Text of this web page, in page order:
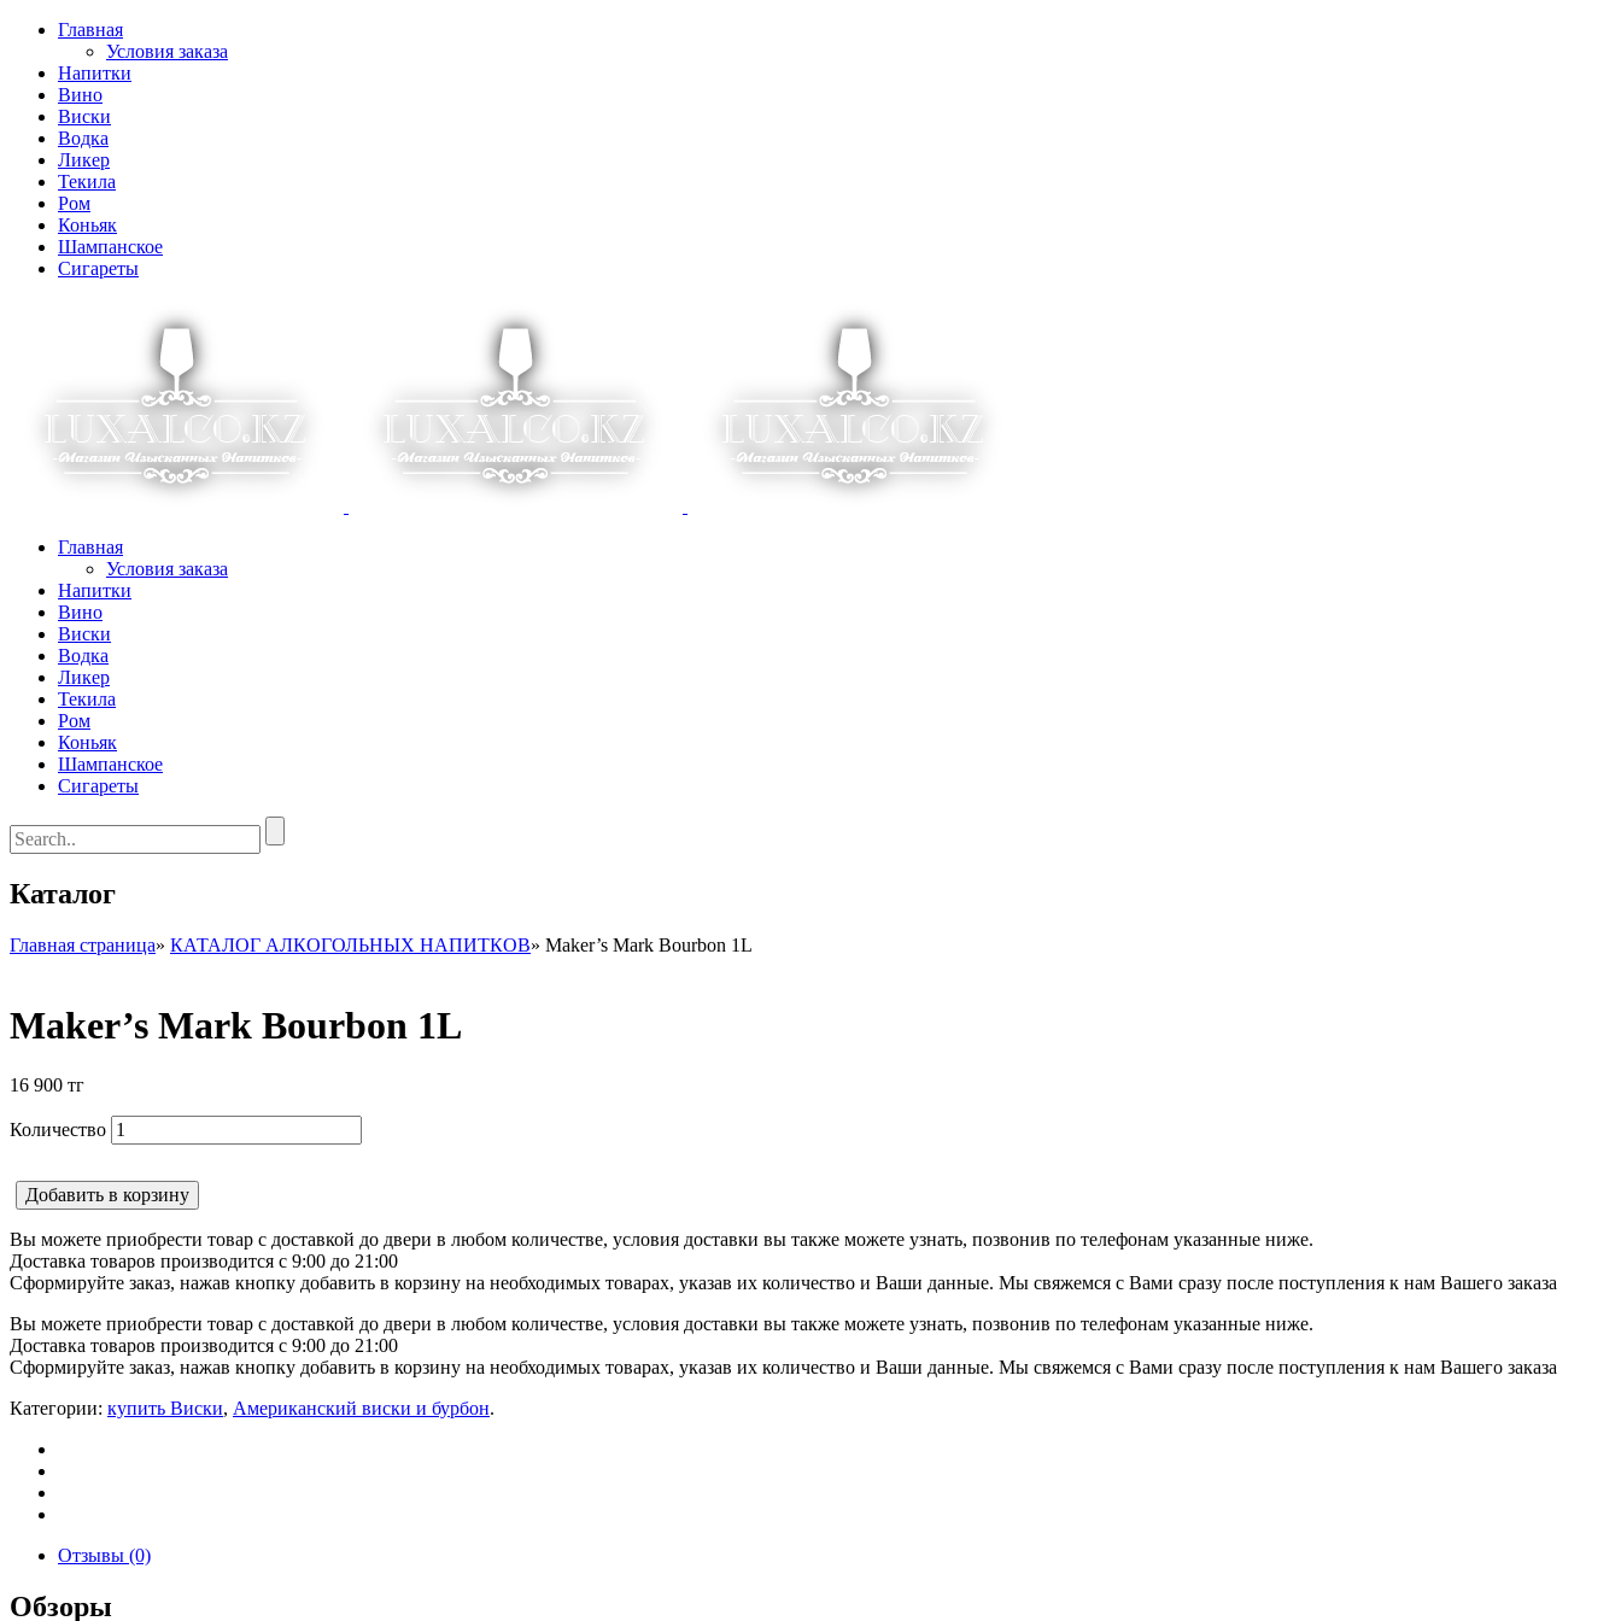
Главная
Условия заказа
Напитки
Вино
Виски
Водка
Ликер
Текила
Ром
Коньяк
Шампанское
Сигареты
Главная
Условия заказа
Напитки
Вино
Виски
Водка
Ликер
Текила
Ром
Коньяк
Шампанское
Сигареты
Каталог
Главная страница» КАТАЛОГ АЛКОГОЛЬНЫХ НАПИТКОВ» Maker’s Mark Bourbon 1L
Maker’s Mark Bourbon 1L
16 900 тг
Количество
Добавить в корзину
Вы можете приобрести товар с доставкой до двери в любом количестве, условия доставки вы также можете узнать, позвонив по телефонам указанные ниже.
Доставка товаров производится с 9:00 до 21:00
Сформируйте заказ, нажав кнопку добавить в корзину на необходимых товарах, указав их количество и Ваши данные. Мы свяжемся с Вами сразу после поступления к нам Вашего заказа
Вы можете приобрести товар с доставкой до двери в любом количестве, условия доставки вы также можете узнать, позвонив по телефонам указанные ниже.
Доставка товаров производится с 9:00 до 21:00
Сформируйте заказ, нажав кнопку добавить в корзину на необходимых товарах, указав их количество и Ваши данные. Мы свяжемся с Вами сразу после поступления к нам Вашего заказа
Категории: купить Виски, Американский виски и бурбон.
Отзывы (0)
Обзоры